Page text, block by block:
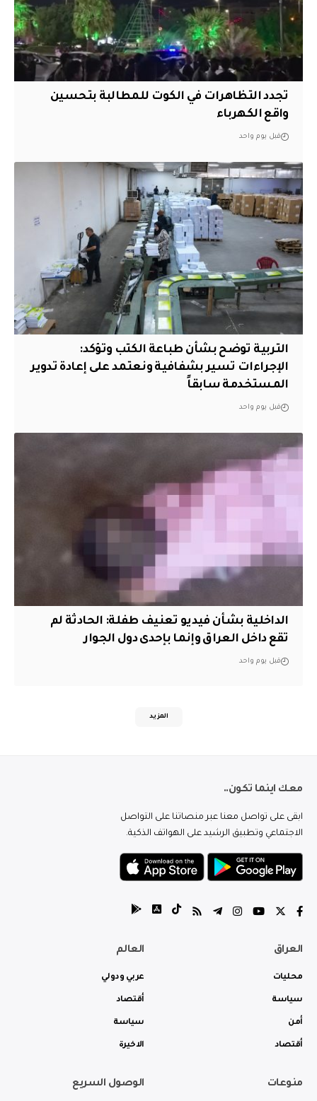
تجدد التظاهرات في الكوت للمطالبة بتحسين
واقع الكهرباء
قبل يوم واحد
التربية توضح بشأن طباعة الكتب وتؤكد:
الإجراءات تسير بشفافية ونعتمد على إعادة تدوير
المستخدمة سابقاً
قبل يوم واحد
الداخلية بشأن فيديو تعنيف طفلة: الحادثة لم
تقع داخل العراق وإنما بإحدى دول الجوار
قبل يوم واحد
المزيد
معك اينما تكون..
ابقى على تواصل معنا عبر منصاتنا على التواصل
الاجتماعي وتطبيق الرشيد على الهواتف الذكية.
العراق
محليات
سياسة
أمن
أقتصاد
العالم
عربي ودولي
أقتصاد
سياسة
الاخيرة
منوعات الوصول السريع